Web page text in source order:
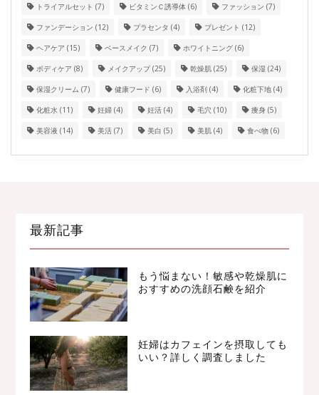
トライアルセット (7) ビタミンＣ誘導体 (6) ファッション (7)
ファンデーション (12) プラセンタ (4) プレゼント (12)
ヘアケア (15) ベースメイク (7) ホワイトニング (6)
ボディケア (8) メイクアップ(25) 乾燥肌 (25) 保湿 (24)
保湿クリーム (7) 健康フード (6) 入浴剤 (4) 化粧下地 (4)
化粧水 (11) 妊婦 (4) 妊活 (4) 毛穴 (10) 痩身 (5)
美容液 (14) 美活 (7) 美白 (5) 美肌 (4) 食べ物 (6)
最新記事
もう悩まない！敏感や乾燥肌に
おすすめの洗顔石鹸を紹介
妊婦はカフェインを摂取しても
いい？詳しく調査しました